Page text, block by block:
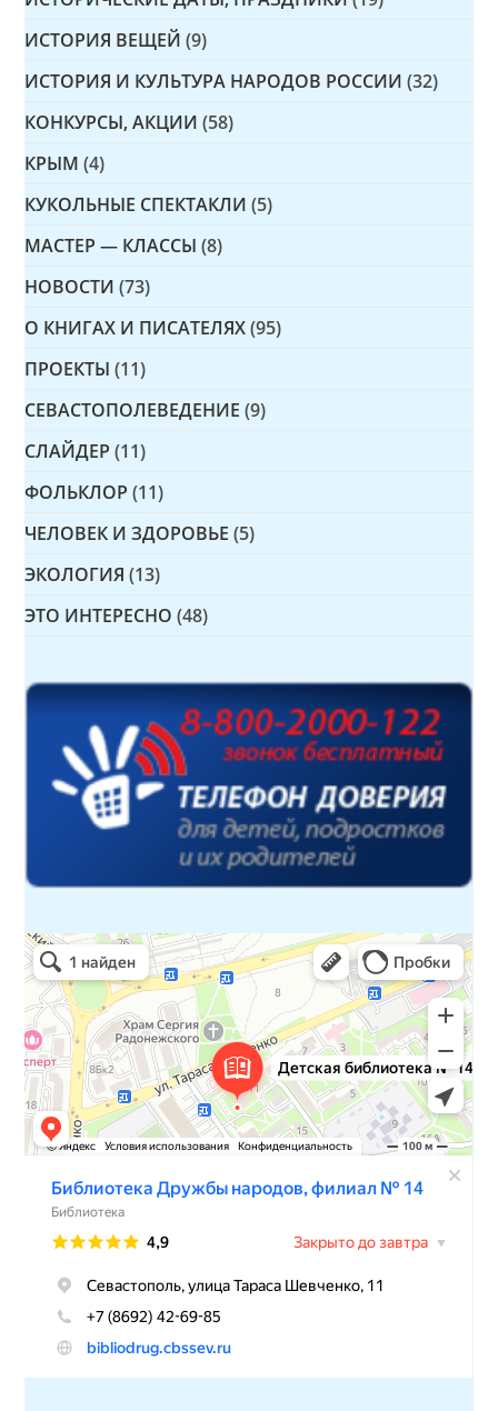
ИСТОРИЯ ВЕЩЕЙ (9)
ИСТОРИЯ И КУЛЬТУРА НАРОДОВ РОССИИ (32)
КОНКУРСЫ, АКЦИИ (58)
КРЫМ (4)
КУКОЛЬНЫЕ СПЕКТАКЛИ (5)
МАСТЕР — КЛАССЫ (8)
НОВОСТИ (73)
О КНИГАХ И ПИСАТЕЛЯХ (95)
ПРОЕКТЫ (11)
СЕВАСТОПОЛЕВЕДЕНИЕ (9)
СЛАЙДЕР (11)
ФОЛЬКЛОР (11)
ЧЕЛОВЕК И ЗДОРОВЬЕ (5)
ЭКОЛОГИЯ (13)
ЭТО ИНТЕРЕСНО (48)
Детская библиотека № 14 Дружбы народов
Библиотека в Севастополе